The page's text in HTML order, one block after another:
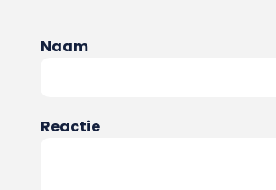
Naam
Reactie